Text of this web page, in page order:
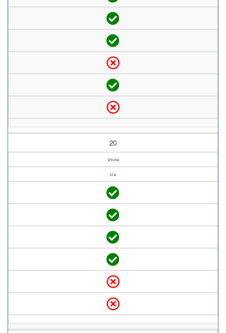
20
ประถม
ป.๖